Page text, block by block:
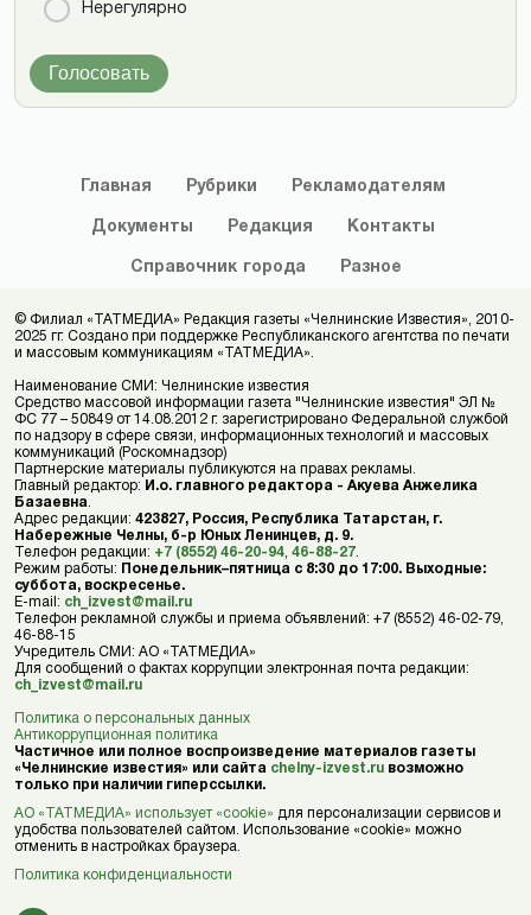
Нерегулярно
Голосовать
Главная Рубрики Рекламодателям
Документы Редакция Контакты
Справочник города Разное
© Филиал «ТАТМЕДИА» Редакция газеты «Челнинские Известия», 2010-
2025 гг. Создано при поддержке Республиканского агентства по печати
и массовым коммуникациям «ТАТМЕДИА».
Наименование СМИ: Челнинские известия
Средство массовой информации газета "Челнинские известия" ЭЛ №
ФС 77 – 50849 от 14.08.2012 г. зарегистрировано Федеральной службой
по надзору в сфере связи, информационных технологий и массовых
коммуникаций (Роскомнадзор)
Партнерские материалы публикуются на правах рекламы.
Главный редактор: И.о. главного редактора - Акуева Анжелика
Базаевна
Адрес редакции: 423827, Россия, Республика Татарстан, г.
Набережные Челны, б-р Юных Ленинцев, д. 9.
Телефон редакции: +7 (8552) 46-20-94 46-88-27
Режим работы: Понедельник–пятница с 8:30 до 17:00. Выходные:
суббота, воскресенье.
E-mail: ch_izvest@mail.ru
Телефон рекламной службы и приема объявлений: +7 (8552) 46-02-79,
46-88-15
Учредитель СМИ: АО «ТАТМЕДИА»
Для сообщений о фактах коррупции электронная почта редакции:
ch_izvest@mail.ru
Политика о персональных данных
Антикоррупционная политика
Частичное или полное воспроизведение материалов газеты
«Челнинские известия» или сайта chelny-izvest.ru возможно
только при наличии гиперссылки.
АО «ТАТМЕДИА» использует «cookie» для персонализации сервисов и
удобства пользователей сайтом. Использование «cookie» можно
отменить в настройках браузера.
Политика конфиденциальности